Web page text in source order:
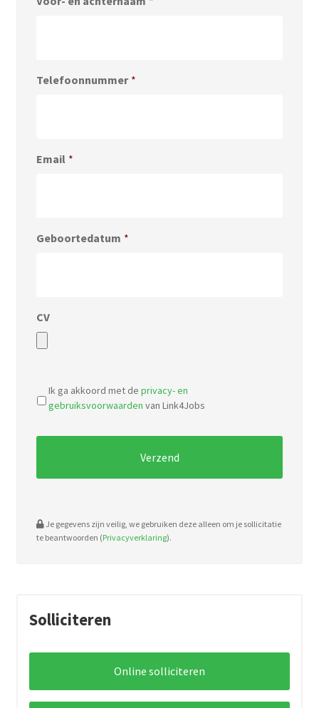
Telefoonnummer *
Email *
Geboortedatum *
CV
types:
pdf,
doc.
Ik ga akkoord met de privacy- en
gebruiksvoorwaarden van Link4Jobs
Je gegevens zijn veilig, we gebruiken deze alleen om je sollicitatie
te beantwoorden (Privacyverklaring).
Solliciteren
Online solliciteren